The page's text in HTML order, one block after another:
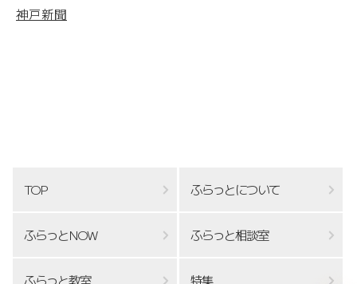
神戸新聞
TOP ふらっとについて
ふらっとNOW ふらっと相談室